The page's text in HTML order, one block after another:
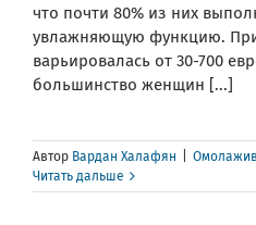
что почти 80% из них
увлажняющую функцию. При
варьировалась от 30-700
большинство женщин [...]
Автор Вардан Халафян
Читать дальше